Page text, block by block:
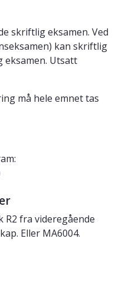
skriftlig eksamen. Ved
kan skriftlig
eksamen. Utsatt
må hele emnet tas
fra videregående
Eller MA6004.